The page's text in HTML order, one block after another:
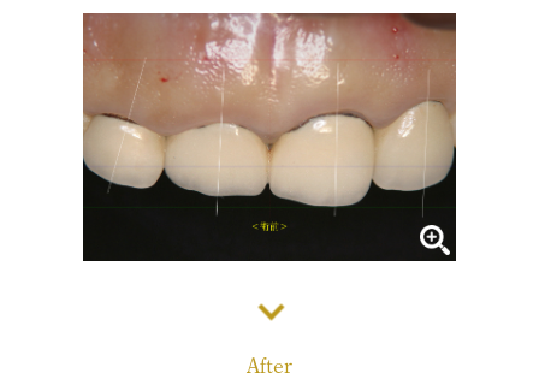
コンセプト
番町オフィス
医院紹介
アクセス
審美治療/ホワイトニング
新しい審美歯科
ホワイトニング
症例集
インプラント/骨増生
治療の流れ、当院でのポイント
スタッフ紹介
こんな症状が出たら
症例集
After